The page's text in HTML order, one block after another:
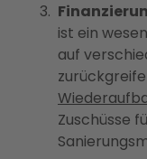
ist ein
auf
Zuschüsse